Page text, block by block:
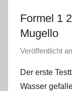
Formel 1
Mugello
Veröffentlicht
Der erste
Wasser